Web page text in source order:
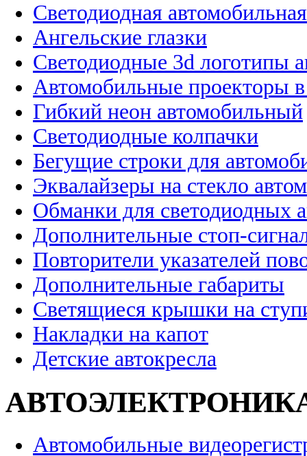
Светодиодная
Ангельские глазки
Светодиодные 3d логотипы
Автомобильные проекторы
Гибкий неон автомобильный
Светодиодные колпачки
Бегущие строки для
Эквалайзеры на стекло
Обманки для светодиодных
Дополнительные стоп-
Повторители указателей
Дополнительные габариты
Светящиеся крышки на
Накладки на капот
Детские автокресла
Автомобильные